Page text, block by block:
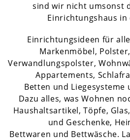
sind wir nicht umsonst
Einrichtungshaus in
Einrichtungsideen für
Markenmöbel,
Verwandlungspolster,
Appartements,
Betten und Liegesysteme
Dazu alles, was Wohnen
Haushaltsartikel, Töpfe,
und Geschenke,
Bettwaren und Bettwäsche.